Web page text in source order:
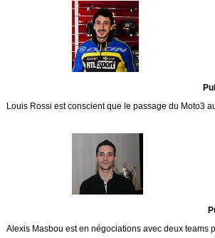
Louis Rossi est conscient que le passage du Moto3
Alexis Masbou est en négociations avec deux teams